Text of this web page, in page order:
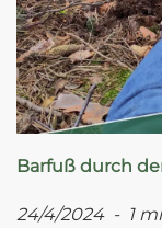
Barfuß durch
24/4/2024 - 1